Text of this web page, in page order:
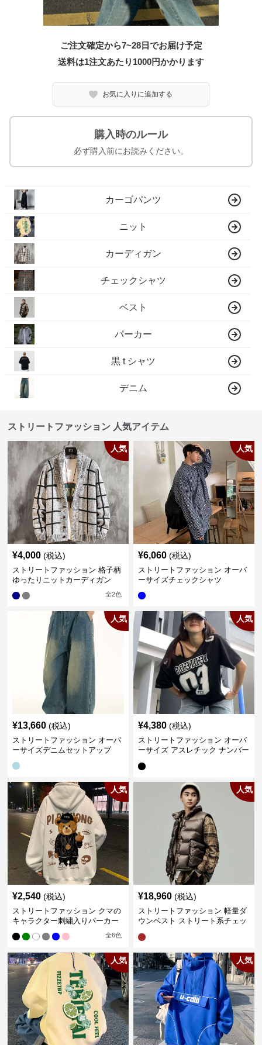
ご注文確定から7~28日でお届け予定
送料は1注文あたり 1000円かかります
お気に入りに追加する
購入時のルール
必ず購入前にお読みください。
カーゴパンツ
ニット
カーディガン
チェックシャツ
ベスト
パーカー
黒 t シャツ
デニム
ストリートファッション 人気アイテム
人気
¥4,000 (税込)
ストリートファッション 格子柄
ゆったりニットカーディガン
全2色
人気
¥6,060 (税込)
ストリートファッション オーバ
ーサイズチェックシャツ
人気
¥13,660 (税込)
ストリートファッション オーバ
ーサイズデニムセットアップ
人気
¥4,380 (税込)
ストリートファッション オーバ
ーサイズ アスレチック ナンバー
人気
¥2,540 (税込)
ストリートファッション クマの
キャラクター刺繍入りパーカー
全6色
人気
¥18,960 (税込)
ストリートファッション 軽量ダ
ウンベスト ストリート系チェッ
人気 人気